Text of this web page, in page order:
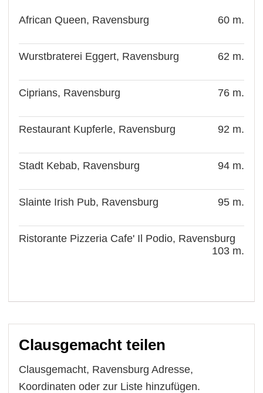
African Queen, Ravensburg 60 m.
Wurstbraterei Eggert, Ravensburg 62 m.
Ciprians, Ravensburg 76 m.
Restaurant Kupferle, Ravensburg 92 m.
Stadt Kebab, Ravensburg 94 m.
Slainte Irish Pub, Ravensburg 95 m.
Ristorante Pizzeria Cafe' Il Podio, Ravensburg
103 m.
Clausgemacht teilen
Clausgemacht, Ravensburg Adresse,
Koordinaten oder zur Liste hinzufügen.